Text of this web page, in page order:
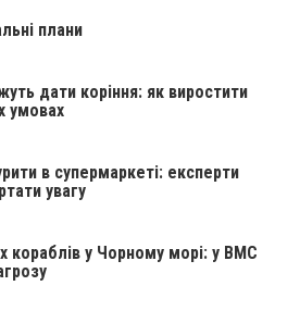
плани
дати коріння: як виростити
умовах
в супермаркеті: експерти
увагу
кораблів у Чорному морі: у ВМС